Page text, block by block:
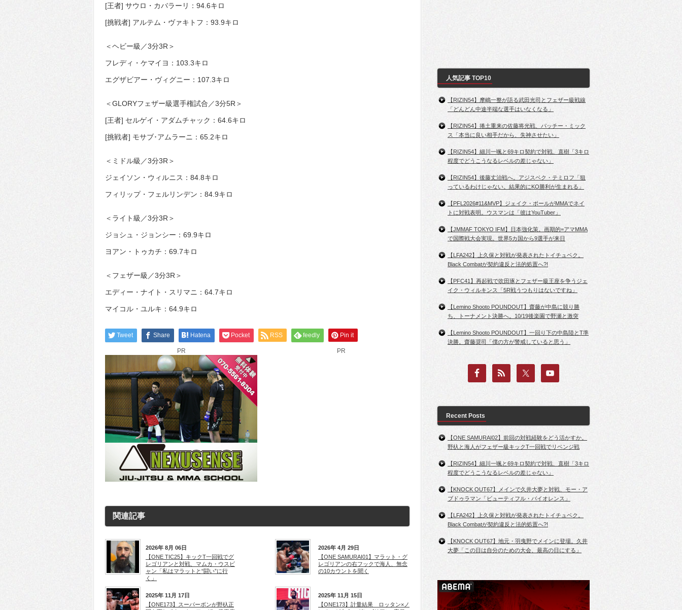
[王者] サウロ・カバラーリ：94.6キロ
[挑戦者] アルテム・ヴァキトフ：93.9キロ
＜ヘビー級／3分3R＞
フレディ・ケマイヨ：103.3キロ
エグザビアー・ヴィグニー：107.3キロ
＜GLORYフェザー級選手権試合／3分5R＞
[王者] セルゲイ・アダムチャック：64.6キロ
[挑戦者] モサブ･アムラーニ：65.2キロ
＜ミドル級／3分3R＞
ジェイソン・ウィルニス：84.8キロ
フィリップ・フェルリンデン：84.9キロ
＜ライト級／3分3R＞
ジョシュ・ジョンシー：69.9キロ
ヨアン・トゥカチ：69.7キロ
＜フェザー級／3分3R＞
エディー・ナイト・スリマニ：64.7キロ
マイコル・ユルキ：64.9キロ
Tweet Share Hatena Pocket RSS feedly Pin it
PR PR
関連記事
2026年 8月 06日
【ONE TIC25】キックT一回戦でグ
レゴリアンと対戦、マムカ・ウスビ
ャン「私はマラットと“闘い”に行
く」
2026年 4月 29日
【ONE SAMURAI01】マラット・グ
レゴリアンの右フックで海人、無念
の10カウントを聞く
2025年 11月 17日
【ONE173】スーパーボンが野杁正
2025年 11月 15日
【ONE173】計量結果 ロッタン×ノ
人気記事 TOP10
【RIZIN54】摩嶋一整が語る武田光司とフェザー級戦線
「どんどん中途半端な選手はいなくなる」
【RIZIN54】捲土重来の佐藤将光戦、パッチー・ミック
ス「本当に良い相手だから、失神させたい」
【RIZIN54】細川一颯と69キロ契約で対戦、直樹「3キロ
程度でどうこうなるレベルの差じゃない」
【RIZIN54】後藤丈治戦へ。アジスベク・テミロフ「狙
っているわけじゃない。結果的にKO勝利が生まれる」
【PFL2026#11&MVP】ジェイク・ポールがMMAでネイ
トに対戦表明。ウスマンは「彼はYouTuber」
【JMMAF TOKYO IFM】日本強化策。画期的=アマMMA
で国際戦大会実現。世界5カ国から9選手が来日
【LFA242】上久保と対戦が発表されたトイチュベク。
Black Combatが契約違反と法的処置へ?!
【PFC41】再起戦で吹田琢とフェザー級王座を争うジェ
イク・ウィルキンス「5R戦うつもりはないですね」
【Lemino Shooto POUNDOUT】齋藤が中島に競り勝
ち、トーナメント決勝へ。10/19後楽園で野瀬と激突
【Lemino Shooto POUNDOUT】一回り下の中島陸とT準
決勝。齋藤奨司「僕の方が警戒していると思う」
Recent Posts
【ONE SAMURAI02】前回の対戦経験をどう活かすか。
野杁と海人がフェザー級キックT一回戦でリベンジ戦
【RIZIN54】細川一颯と69キロ契約で対戦、直樹「3キロ
程度でどうこうなるレベルの差じゃない」
【KNOCK OUT67】メインで久井大夢と対戦、モー・ア
ブドゥラマン「ビューティフル・バイオレンス」
【LFA242】上久保と対戦が発表されたトイチュベク。
Black Combatが契約違反と法的処置へ?!
【KNOCK OUT67】地元・羽曳野でメインに登場。久井
大夢「この日は自分のための大会、最高の日にする」